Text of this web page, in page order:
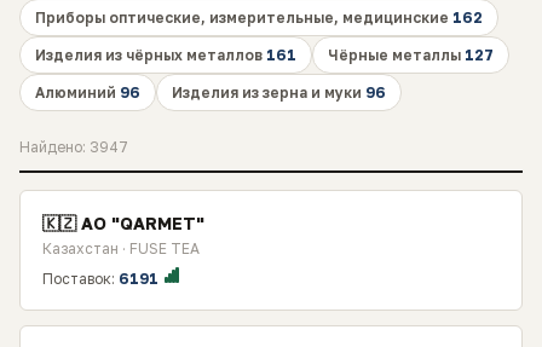
Приборы оптические, измерительные, медицинские 162
Изделия из чёрных металлов 161 Чёрные металлы 127
Алюминий 96 Изделия из зерна и муки 96
Найдено: 3947
🇰🇿 AO "QARMET"
Казахстан · FUSE TEA
Поставок: 6191